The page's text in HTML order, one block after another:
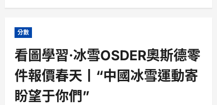
分數
看圖學習·冰雪OSDER奧斯德零
件報價春天丨“中國冰雪運動寄
盼望于你們”